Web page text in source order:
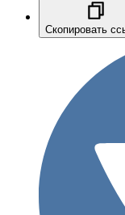
Скопировать